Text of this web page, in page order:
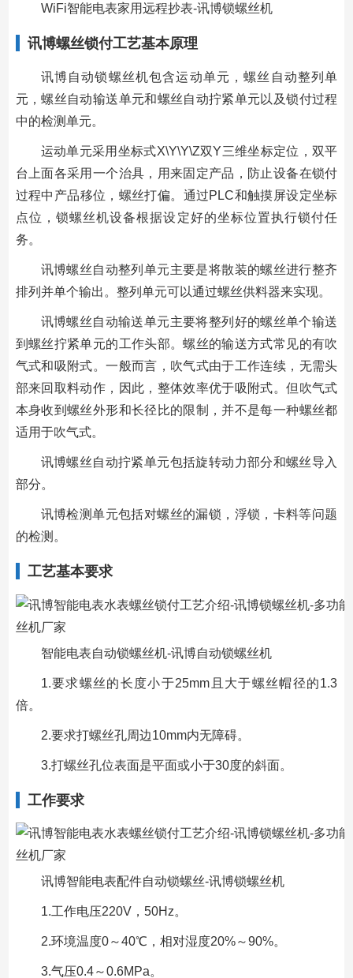
WiFi智能电表家用远程抄表-讯博锁螺丝机
讯博螺丝锁付工艺基本原理
讯博自动锁螺丝机包含运动单元，螺丝自动整列单
元，螺丝自动输送单元和螺丝自动拧紧单元以及锁付过程
中的检测单元。
运动单元采用坐标式X\Y\Y\Z双Y三维坐标定位，双平
台上面各采用一个治具，用来固定产品，防止设备在锁付
过程中产品移位，螺丝打偏。通过PLC和触摸屏设定坐标
点位，锁螺丝机设备根据设定好的坐标位置执行锁付任
务。
讯博螺丝自动整列单元主要是将散装的螺丝进行整齐
排列并单个输出。整列单元可以通过螺丝供料器来实现。
讯博螺丝自动输送单元主要将整列好的螺丝单个输送
到螺丝拧紧单元的工作头部。螺丝的输送方式常见的有吹
气式和吸附式。一般而言，吹气式由于工作连续，无需头
部来回取料动作，因此，整体效率优于吸附式。但吹气式
本身收到螺丝外形和长径比的限制，并不是每一种螺丝都
适用于吹气式。
讯博螺丝自动拧紧单元包括旋转动力部分和螺丝导入
部分。
讯博检测单元包括对螺丝的漏锁，浮锁，卡料等问题
的检测。
工艺基本要求
智能电表自动锁螺丝机-讯博自动锁螺丝机
1.要求螺丝的长度小于25mm且大于螺丝帽径的1.3
倍。
2.要求打螺丝孔周边10mm内无障碍。
3.打螺丝孔位表面是平面或小于30度的斜面。
工作要求
讯博智能电表配件自动锁螺丝-讯博锁螺丝机
1.工作电压220V，50Hz。
2.环境温度0～40℃，相对湿度20%～90%。
3.气压0.4～0.6MPa。